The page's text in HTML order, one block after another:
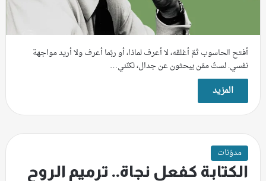
أفتح الحاسوب ثمّ أغلقه، لا أعرف لماذا، أو ربّما أعرف ولا أريد مواجهة
نفسي. لستُ ممّن يبحثون عن جدال، لكنّني…
المزيد
مدوّنات
الكتابة كفعل نجاة.. ترميم الروح